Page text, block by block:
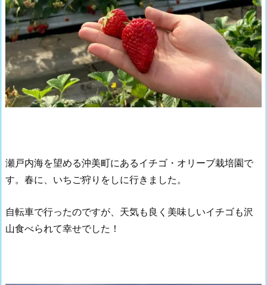
瀬戸内海を望める沖美町にあるイチゴ・オリーブ栽培園で
す。春に、いちご狩りをしに行きました。
自転車で行ったのですが、天気も良く美味しいイチゴも沢
山食べられて幸せでした！